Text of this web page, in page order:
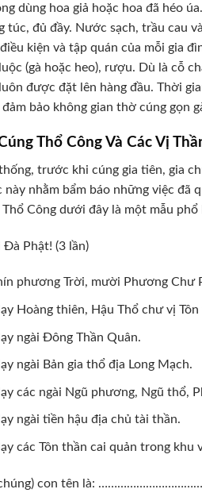
dùng hoa giả hoặc hoa đã héo
túc, đủ đầy. Nước sạch, trầu cau
kiện và tập quán của mỗi gia
(gà hoặc heo), rượu. Dù là cỗ
được đặt lên hàng đầu. Thời
bảo không gian thờ cúng gọn
Thổ Công Và Các Vị
trước khi cúng gia tiên, gia
này nhằm bẩm báo những việc đã
Thổ Công dưới đây là một mẫu
Đà Phật! (3 lần)
phương Trời, mười Phương Chư
Hoàng thiên, Hậu Thổ chư vị Tôn
ngài Đông Thần Quân.
ngài Bản gia thổ địa Long Mạch.
các ngài Ngũ phương, Ngũ thổ,
ngài tiền hậu địa chủ tài thần.
các Tôn thần cai quản trong khu
con tên là: ……………………………